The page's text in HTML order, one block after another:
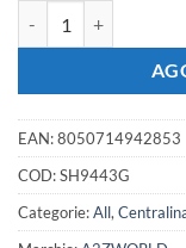
EAN:8050714942853
COD:SH9443G
Categorie:All,